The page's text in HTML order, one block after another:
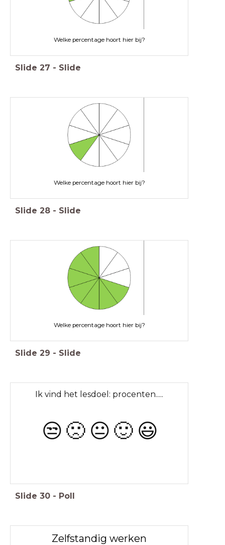
Welke percentage hoort hier bij?
Slide 27 - Slide
Welke percentage hoort hier bij?
Slide 28 - Slide
Welke percentage hoort hier bij?
Slide 29 - Slide
Ik vind het lesdoel: procenten.....
😒 🙁 😐 🙂 😃
Slide 30 - Poll
Zelfstandig werken